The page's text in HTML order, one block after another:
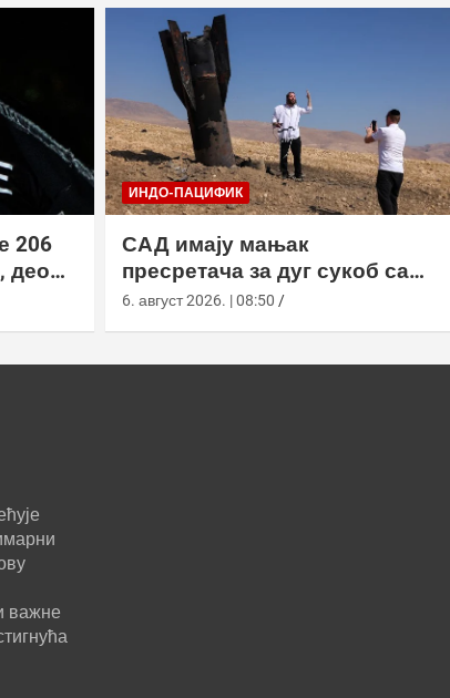
206
део
ИНДО-ПАЦИФИК
САД имају мањак
пресретача за дуг сукоб са
Кином
6. август 2026. | 08:50
важне